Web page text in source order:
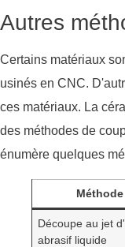
Autres
Certains matériaux
usinés en CNC.
ces matériaux. La
des méthodes de
énumère quelques
Méthode
Découpe au jet
abrasif liquide